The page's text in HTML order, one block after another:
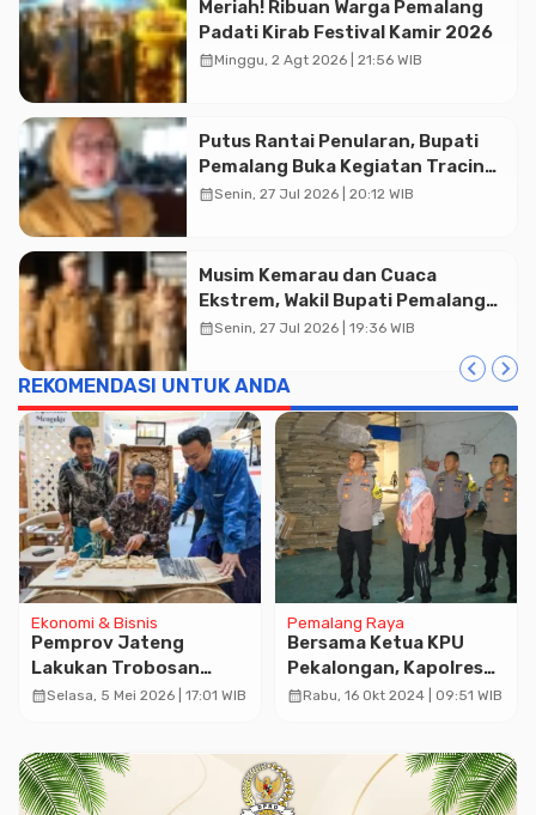
Advertisment
Meriah! Ribuan Warga Pemalang
Padati Kirab Festival Kamir 2026
calendar_monthMinggu, 2 Agt 2026 | 21:56 WIB
Putus Rantai Penularan, Bupati
Pemalang Buka Kegiatan Tracing
TBC Terintegrasi di Mulyoharjo
calendar_monthSenin, 27 Jul 2026 | 20:12 WIB
Musim Kemarau dan Cuaca
Ekstrem, Wakil Bupati Pemalang
Ingatkan ASN Waspada Bahaya
calendar_monthSenin, 27 Jul 2026 | 19:36 WIB
REKOMENDASI UNTUK ANDA
Ekonomi & Bisnis
Pemprov Jateng
Lakukan Trobosan
dalam Pendidikan dan
calendar_monthSelasa, 5 Mei 2026 | 17:01 WIB
Pemalang Raya
Bersama Ketua KPU
Pekalongan, Kapolres
Lakukan Pengecekan
calendar_monthRabu, 16 Okt 2024 | 09:51 WIB